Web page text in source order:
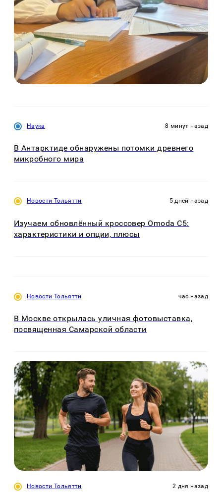
Наука 8 минут назад
В Антарктиде обнаружены потомки древнего
микробного мира
Новости Тольятти 5 дней назад
Изучаем обновлённый кроссовер Omoda C5:
характеристики и опции, плюсы
Новости Тольятти час назад
В Москве открылась уличная фотовыставка,
посвященная Самарской области
Новости Тольятти 2 дня назад